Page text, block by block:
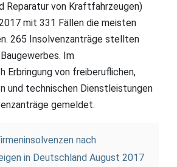
Reparatur von Kraftfahrzeugen)
mit 331 Fällen die meisten
265 Insolvenzanträge stellten
Im
Erbringung von freiberuflichen,
und technischen Dienstleistungen
gemeldet.
nach
in Deutschland August 2017